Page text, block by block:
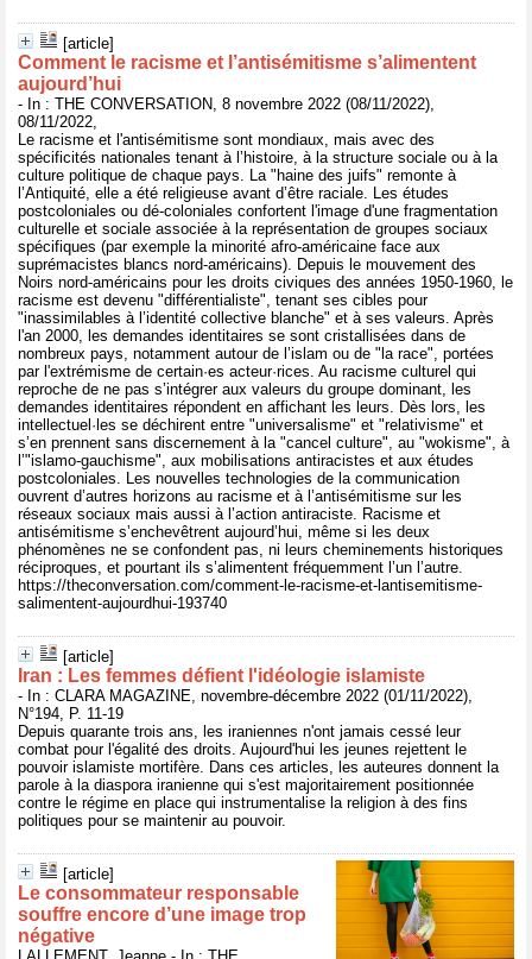
[article]
Comment le racisme et l’antisémitisme s’alimentent
aujourd’hui
- In : THE CONVERSATION, 8 novembre 2022 (08/11/2022),
08/11/2022,
Le racisme et l'antisémitisme sont mondiaux, mais avec des
spécificités nationales tenant à l’histoire, à la structure sociale ou à la
culture politique de chaque pays. La "haine des juifs" remonte à
l’Antiquité, elle a été religieuse avant d’être raciale. Les études
postcoloniales ou dé-coloniales confortent l'image d'une fragmentation
culturelle et sociale associée à la représentation de groupes sociaux
spécifiques (par exemple la minorité afro-américaine face aux
suprémacistes blancs nord-américains). Depuis le mouvement des
Noirs nord-américains pour les droits civiques des années 1950-1960, le
racisme est devenu "différentialiste", tenant ses cibles pour
"inassimilables à l’identité collective blanche" et à ses valeurs. Après
l'an 2000, les demandes identitaires se sont cristallisées dans de
nombreux pays, notamment autour de l’islam ou de "la race", portées
par l'extrémisme de certain·es acteur·rices. Au racisme culturel qui
reproche de ne pas s’intégrer aux valeurs du groupe dominant, les
demandes identitaires répondent en affichant les leurs. Dès lors, les
intellectuel·les se déchirent entre "universalisme" et "relativisme" et
s’en prennent sans discernement à la "cancel culture", au "wokisme", à
l’"islamo-gauchisme", aux mobilisations antiracistes et aux études
postcoloniales. Les nouvelles technologies de la communication
ouvrent d’autres horizons au racisme et à l’antisémitisme sur les
réseaux sociaux mais aussi à l’action antiraciste. Racisme et
antisémitisme s’enchevêtrent aujourd’hui, même si les deux
phénomènes ne se confondent pas, ni leurs cheminements historiques
réciproques, et pourtant ils s’alimentent fréquemment l’un l’autre.
https://theconversation.com/comment-le-racisme-et-lantisemitisme-
salimentent-aujourdhui-193740
[article]
Iran : Les femmes défient l'idéologie islamiste
- In : CLARA MAGAZINE, novembre-décembre 2022 (01/11/2022),
N°194, P. 11-19
Depuis quarante trois ans, les iraniennes n'ont jamais cessé leur
combat pour l'égalité des droits. Aujourd'hui les jeunes rejettent le
pouvoir islamiste mortifère. Dans ces articles, les auteures donnent la
parole à la diaspora iranienne qui s'est majoritairement positionnée
contre le régime en place qui instrumentalise la religion à des fins
politiques pour se maintenir au pouvoir.
[article]
Le consommateur responsable
souffre encore d’une image trop
négative